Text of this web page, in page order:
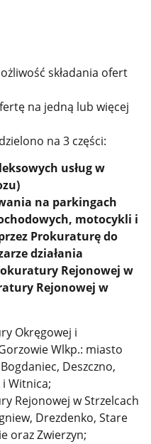
składania ofert
na jedną lub więcej
na 3 części:
usług w
na parkingach
motocykli i
Prokuraturę do
działania
Rejonowej w
Rejonowej w
Okręgowej i
Wlkp.: miasto
Deszczno,
i Witnica;
Rejonowej w Strzelcach
Drezdenko, Stare
oraz Zwierzyn;